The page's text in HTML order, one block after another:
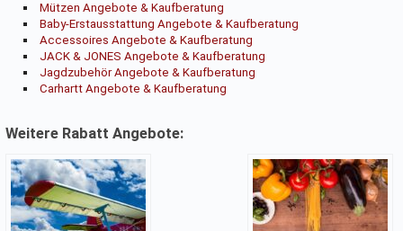
Mützen Angebote & Kaufberatung
Baby-Erstausstattung Angebote & Kaufberatung
Accessoires Angebote & Kaufberatung
JACK & JONES Angebote & Kaufberatung
Jagdzubehör Angebote & Kaufberatung
Carhartt Angebote & Kaufberatung
Weitere Rabatt Angebote: